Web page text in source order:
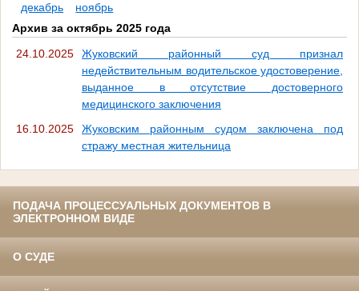
декабрь
ноябрь
Архив за октябрь 2025 года
24.10.2025
Жуковский районный суд признал
недействительным водительское удостоверение,
выданное в отсутствие достоверного
медицинского заключения
16.10.2025
Жуковским районным судом заключена под
стражу местная жительница
ПОДАЧА ПРОЦЕССУАЛЬНЫХ ДОКУМЕНТОВ В
ЭЛЕКТРОННОМ ВИДЕ
О СУДЕ